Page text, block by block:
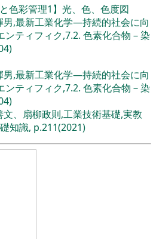
色彩管理1】光、色、色度図
男,最新工業化学―持続的社会に向
ティフィク,7.2. 色素化合物－染
男,最新工業化学―持続的社会に向
ティフィク,7.2. 色素化合物－染
、扇柳政則,工業技術基礎,実教
知識, p.211(2021)